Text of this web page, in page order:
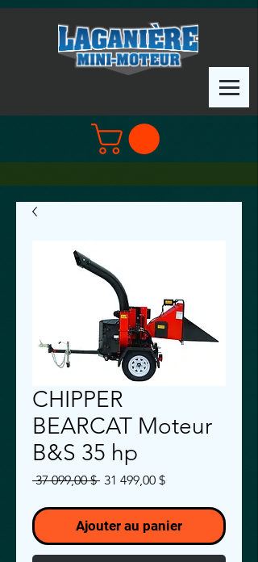
CHIPPER
BEARCAT Moteur
B&S 35 hp
37 099,00 $ Prix
31 499,00 $Prix
Ajouter au panier